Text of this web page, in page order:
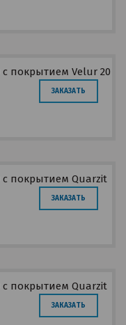
покрытием Velur 20
ЗАКАЗАТЬ
покрытием Quarzit
ЗАКАЗАТЬ
покрытием Quarzit
ЗАКАЗАТЬ